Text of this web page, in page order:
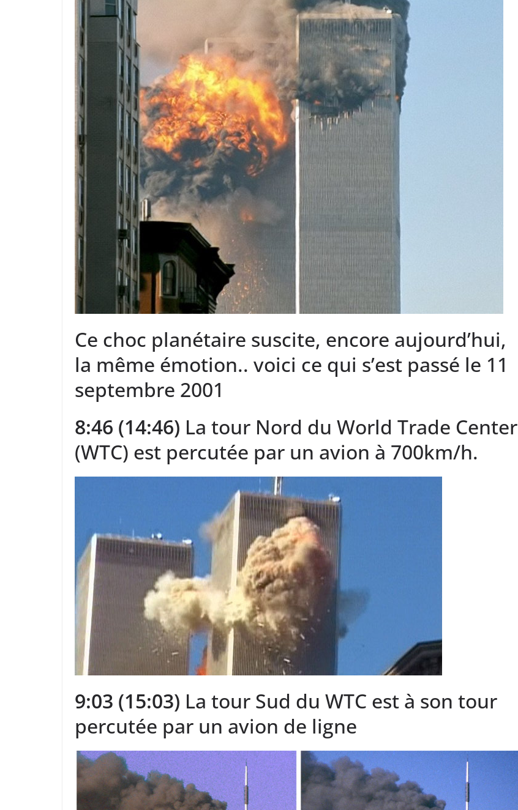
Ce choc planétaire suscite, encore aujourd’hui,
la même émotion.. voici ce qui s’est passé le 11
septembre 2001
8:46 (14:46) La tour Nord du World Trade Center
(WTC) est percutée par un avion à 700km/h.
9:03 (15:03) La tour Sud du WTC est à son tour
percutée par un avion de ligne